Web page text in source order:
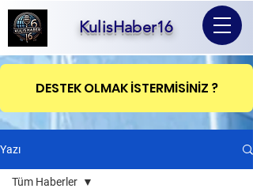
KulisHaber16
DESTEK OLMAK İSTERMİSİNİZ ?
Yazı
Tüm Haberler